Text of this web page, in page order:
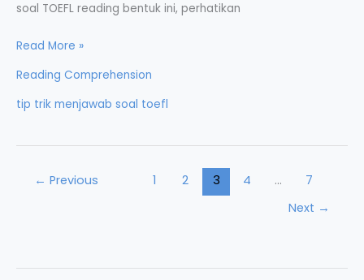
soal TOEFL reading bentuk ini, perhatikan
Tip
Menjawab
Soal
Reading
Read More »
Reading Comprehension
tip trik menjawab soal toefl
← Previous 1 2 3 4 …
7
Next →